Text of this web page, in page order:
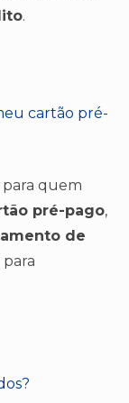
.
cartão pré-
quem
pré-pago,
de
para